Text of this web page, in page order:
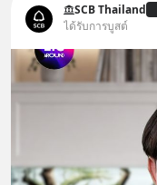
SCB Thailand
ได้รับการบูสต์